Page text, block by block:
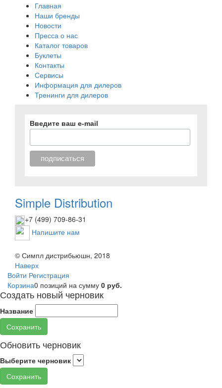
Главная
Наши бренды
Новости
Пресса о нас
Каталог товаров
Буклеты
Контакты
Сервисы
Информация для дилеров
Тренинги для дилеров
Введите ваш e-mail
Simple Distribution
+7 (499) 709-86-31
Напишите нам
© Симпл дистрибьюшн, 2018
Наверх
Войти Регистрация
Корзина0 позиций на сумму 0 руб.
Создать новый черновик
Название
Сохранить
Обновить черновик
Выберите черновик
Сохранить